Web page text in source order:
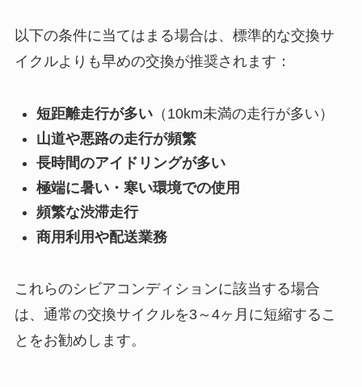
以下の条件に当てはまる場合は、標準的な交換サ
イクルよりも早めの交換が推奨されます：
短距離走行が多い（10km未満の走行が多い）
山道や悪路の走行が頻繁
長時間のアイドリングが多い
極端に暑い・寒い環境での使用
頻繁な渋滞走行
商用利用や配送業務
これらのシビアコンディションに該当する場合
は、通常の交換サイクルを3～4ヶ月に短縮するこ
とをお勧めします。